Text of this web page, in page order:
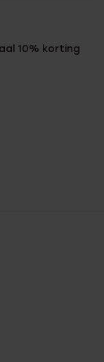
10% korting